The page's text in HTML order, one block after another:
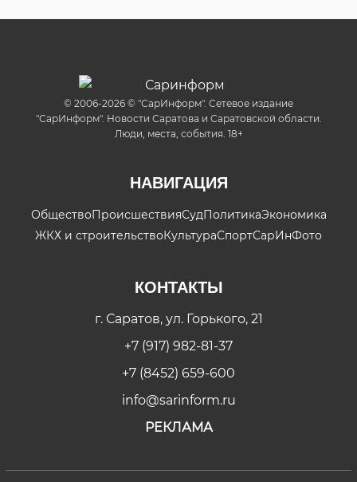
© 2006-2026 © "СарИнформ". Сетевое издание
"СарИнформ". Новости Саратова и Саратовской области.
Люди, места, события. 18+
НАВИГАЦИЯ
ОбществоПроисшествияСудПолитикаЭкономика
ЖКХ и строительствоКультураСпортСарИнФото
КОНТАКТЫ
г. Саратов, ул. Горького, 21
+7 (917) 982-81-37
+7 (8452) 659-600
info@sarinform.ru
РЕКЛАМА